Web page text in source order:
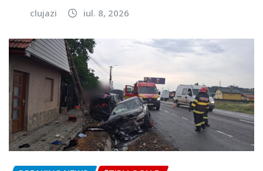
clujazi iul. 8, 2026